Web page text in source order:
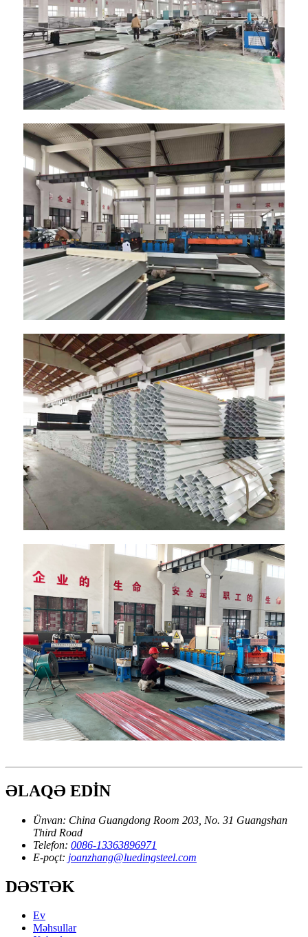
ƏLAQƏ EDİN
Ünvan: China Guangdong Room 203, No. 31 Guangshan
Third Road
Telefon: 0086-13363896971
E-poçt: joanzhang@luedingsteel.com
DƏSTƏK
Ev
Məhsullar